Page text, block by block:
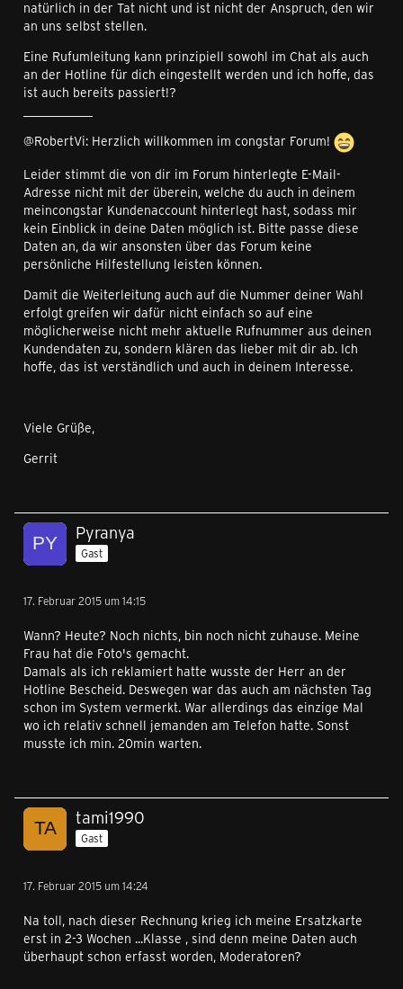
natürlich in der Tat nicht und ist nicht der Anspruch, den wir
an uns selbst stellen.
Eine Rufumleitung kann prinzipiell sowohl im Chat als auch
an der Hotline für dich eingestellt werden und ich hoffe, das
ist auch bereits passiert!?
@RobertVi: Herzlich willkommen im congstar Forum!
Leider stimmt die von dir im Forum hinterlegte E-Mail-
Adresse nicht mit der überein, welche du auch in deinem
meincongstar Kundenaccount hinterlegt hast, sodass mir
kein Einblick in deine Daten möglich ist. Bitte passe diese
Daten an, da wir ansonsten über das Forum keine
persönliche Hilfestellung leisten können.
Damit die Weiterleitung auch auf die Nummer deiner Wahl
erfolgt greifen wir dafür nicht einfach so auf eine
möglicherweise nicht mehr aktuelle Rufnummer aus deinen
Kundendaten zu, sondern klären das lieber mit dir ab. Ich
hoffe, das ist verständlich und auch in deinem Interesse.
Viele Grüße,
Gerrit
Pyranya
Gast
17. Februar 2015 um 14:15
Wann? Heute? Noch nichts, bin noch nicht zuhause. Meine
Frau hat die Foto's gemacht.
Damals als ich reklamiert hatte wusste der Herr an der
Hotline Bescheid. Deswegen war das auch am nächsten Tag
schon im System vermerkt. War allerdings das einzige Mal
wo ich relativ schnell jemanden am Telefon hatte. Sonst
musste ich min. 20min warten.
tami1990
Gast
17. Februar 2015 um 14:24
Na toll, nach dieser Rechnung krieg ich meine Ersatzkarte
erst in 2-3 Wochen ...Klasse , sind denn meine Daten auch
überhaupt schon erfasst worden, Moderatoren?